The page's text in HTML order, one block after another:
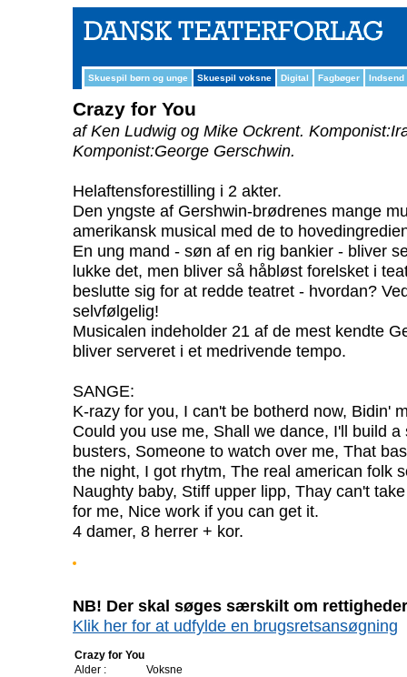
Skuespil børn og unge Skuespil voksne Digital Fagbøger Indsend
Crazy for You
af Ken Ludwig og Mike Ockrent.
Komponist:George Gerschwin.
Helaftensforestilling i 2 akter.
Den yngste af Gershwin-brødrenes mange
amerikansk musical med de to
En ung mand - søn af en rig bankier - bliver
lukke det, men bliver så håbløst forelsket i
beslutte sig for at redde teatret - hvordan?
selvfølgelig!
Musicalen indeholder 21 af de mest kendte
bliver serveret i et medrivende tempo.
SANGE:
K-razy for you, I can't be botherd now, Bidin'
Could you use me, Shall we dance, I'll build
busters, Someone to watch over me, That
the night, I got rhytm, The real american folk
Naughty baby, Stiff upper lipp, Thay can't
for me, Nice work if you can get it.
4 damer, 8 herrer + kor.
NB! Der skal søges særskilt om
Klik her for at udfylde en brugsretsansøgning
Crazy for You
Alder :
Voksne